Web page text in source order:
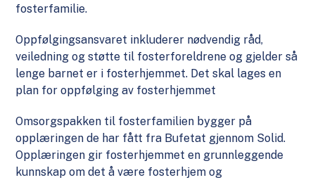
fosterfamilie.
Oppfølgingsansvaret inkluderer nødvendig råd,
veiledning og støtte til fosterforeldrene og gjelder så
lenge barnet er i fosterhjemmet. Det skal lages en
plan for oppfølging av fosterhjemmet
Omsorgspakken til fosterfamilien bygger på
opplæringen de har fått fra Bufetat gjennom Solid.
Opplæringen gir fosterhjemmet en grunnleggende
kunnskap om det å være fosterhjem og